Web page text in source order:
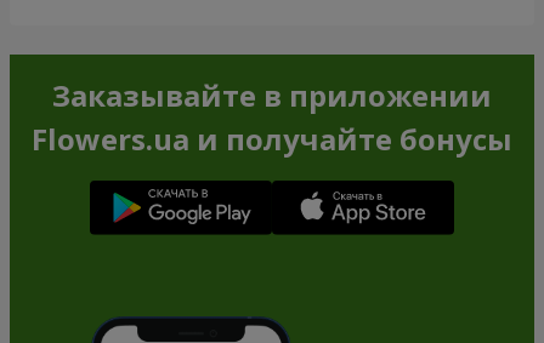
Заказывайте в приложении
Flowers.ua и получайте бонусы